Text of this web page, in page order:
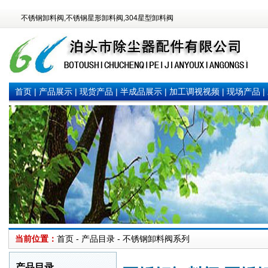
不锈钢卸料阀,不锈钢星形卸料阀,304星型卸料阀
首页|产品展示|现货产品|半成品展示|加工调视视频|现场产品|
当前位置： 首页 - 产品目录 - 不锈钢卸料阀系列